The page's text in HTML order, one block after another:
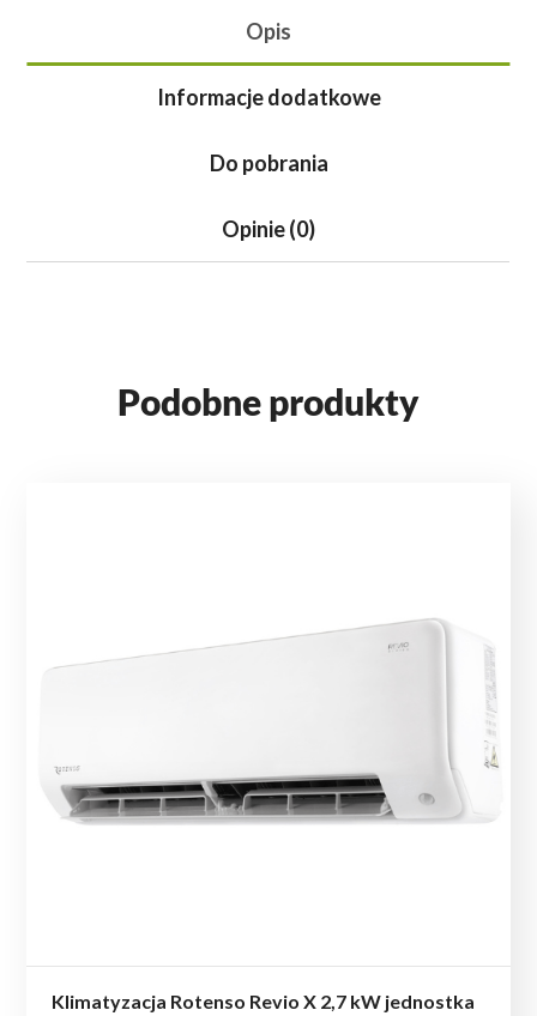
Opis
Informacje dodatkowe
Do pobrania
Opinie (0)
Podobne produkty
Klimatyzacja Rotenso Revio X 2,7 kW jednostka